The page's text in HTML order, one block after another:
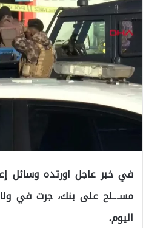
في خبر عاجل اورتده وسائل
مسـ.ـلح على بنك، جرت في
اليوم.